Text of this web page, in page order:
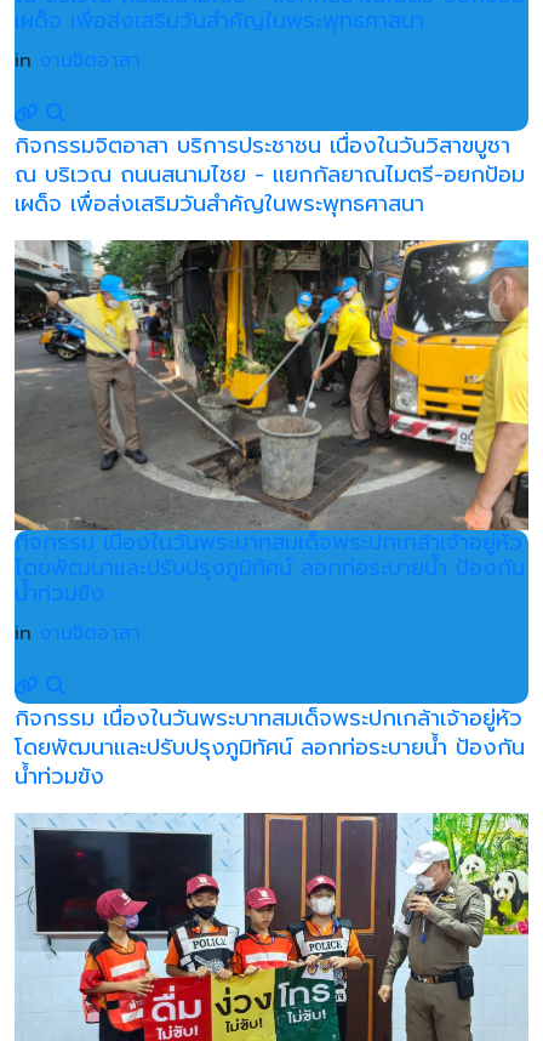
เผด็จ เพื่อส่งเสริมวันสำคัญในพระพุทธศาสนา
in งานจิตอาสา
กิจกรรมจิตอาสา บริการประชาชน เนื่องในวันวิสาขบูชา
ณ บริเวณ ถนนสนามไชย - แยกกัลยาณไมตรี-อยกป้อม
เผด็จ เพื่อส่งเสริมวันสำคัญในพระพุทธศาสนา
กิจกรรม เนื่องในวันพระบาทสมเด็จพระปกเกล้าเจ้าอยู่หัว
โดยพัฒนาและปรับปรุงภูมิทัศน์ ลอกท่อระบายน้ำ ป้องกัน
น้ำท่วมขัง
in งานจิตอาสา
กิจกรรม เนื่องในวันพระบาทสมเด็จพระปกเกล้าเจ้าอยู่หัว
โดยพัฒนาและปรับปรุงภูมิทัศน์ ลอกท่อระบายน้ำ ป้องกัน
น้ำท่วมขัง